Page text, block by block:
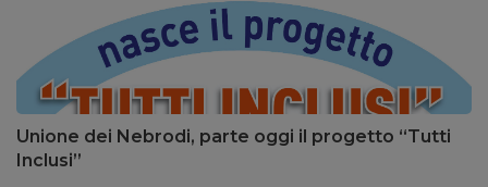
Unione dei Nebrodi, parte oggi il progetto “Tutti
Inclusi”